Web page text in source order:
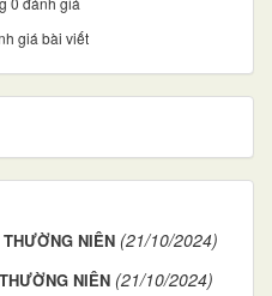
giá bài viết
NIÊN (21/10/2024)
NIÊN (21/10/2024)